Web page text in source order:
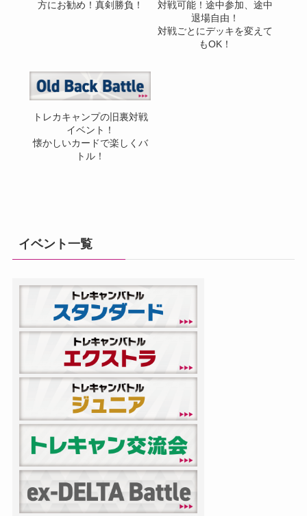
方にお勧め！真剣勝負！
対戦可能！途中参加、途中
退場自由！
対戦ごとにデッキを変えて
もOK！
トレカキャンプの旧裏対戦
イベント！
懐かしいカードで楽しくバ
トル！
イベント一覧